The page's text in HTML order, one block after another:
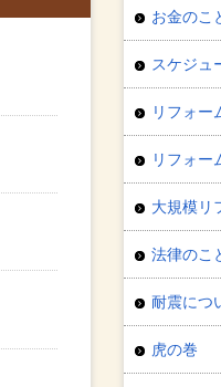
お金のこ
スケジュ
リフォー
リフォー
大規模リ
法律のこ
耐震につ
虎の巻